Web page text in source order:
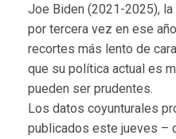
Joe Biden (2021-2025),
por tercera vez en ese
recortes más lento de
que su política actual es
pueden ser prudentes.
Los datos coyunturales
publicados este jueves –